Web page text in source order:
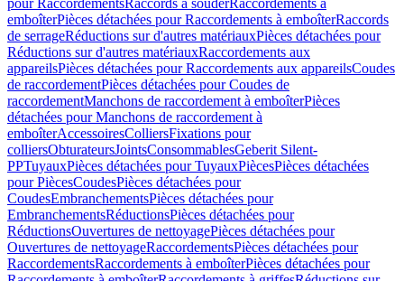
pour RaccordementsRaccords à souderRaccordements à
emboîterPièces détachées pour Raccordements à emboîterRaccords
de serrageRéductions sur d'autres matériauxPièces détachées pour
Réductions sur d'autres matériauxRaccordements aux
appareilsPièces détachées pour Raccordements aux appareilsCoudes
de raccordementPièces détachées pour Coudes de
raccordementManchons de raccordement à emboîterPièces
détachées pour Manchons de raccordement à
emboîterAccessoiresColliersFixations pour
colliersObturateursJointsConsommablesGeberit Silent-
PPTuyauxPièces détachées pour TuyauxPiècesPièces détachées
pour PiècesCoudesPièces détachées pour
CoudesEmbranchementsPièces détachées pour
EmbranchementsRéductionsPièces détachées pour
RéductionsOuvertures de nettoyagePièces détachées pour
Ouvertures de nettoyageRaccordementsPièces détachées pour
RaccordementsRaccordements à emboîterPièces détachées pour